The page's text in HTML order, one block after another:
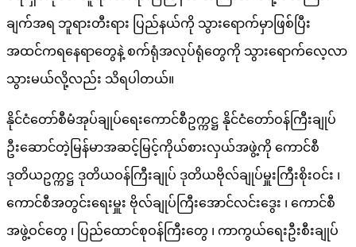
ချက်အရ ဘူရားတီးရား ပြည်နယ်ကို သွားရောက်မှာဖြစ်ပြီး
အထင်ကရနေရာတွေနဲ့ စက်ရုံအလုပ်ရုံတွေကို သွားရောက်လေ့လာ
သွားမယ်လို့လည်း သိရပါတယ်။
နိုင်ငံတော်စီမံအုပ်ချုပ်ရေးကောင်စီဥက္ကဋ္ဌ နိုင်ငံတော်ဝန်ကြီးချုပ်
ဦးဆောင်တဲ့မြန်မာအဆင့်မြင့်ကိုယ်စားလှယ်အဖွဲ့ကို ကောင်စီ
ဒုတိယဥက္ကဋ္ဌ ဒုတိယဝန်ကြီးချုပ် ဒုတိယဗိုလ်ချုပ်မှူးကြီးစိုးဝင်း ၊
ကောင်စီအတွင်းရေးမှူး ဗိုလ်ချုပ်ကြီးအောင်လင်းဒွေး ၊ ကောင်စီ
အဖွဲ့ဝင်တွေ ၊ ပြည်ထောင်စုဝန်ကြီးတွေ ၊ ကာကွယ်ရေးဦးစီးချုပ်